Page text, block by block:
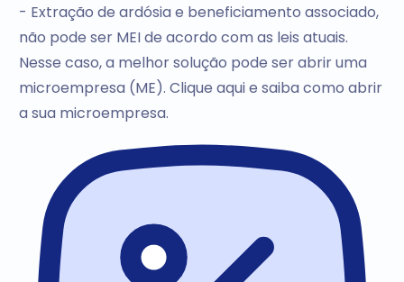
- Extração de ardósia e beneficiamento associado,
não pode ser MEI de acordo com as leis atuais.
Nesse caso, a melhor solução pode ser abrir uma
microempresa (ME). Clique aqui e saiba como abrir
a sua microempresa.